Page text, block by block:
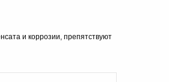
и коррозии, препятствуют